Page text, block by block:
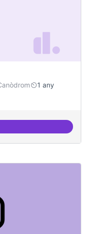
1 any
Obertes